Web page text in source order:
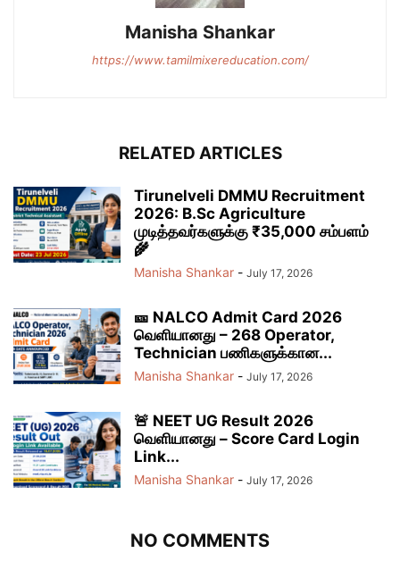
Manisha Shankar
https://www.tamilmixereducation.com/
RELATED ARTICLES
Tirunelveli DMMU Recruitment
2026: B.Sc Agriculture
முடித்தவர்களுக்கு ₹35,000 சம்பளம்
🌾
Manisha Shankar - July 17, 2026
🎫 NALCO Admit Card 2026
வெளியானது – 268 Operator,
Technician பணிகளுக்கான...
Manisha Shankar - July 17, 2026
🚨 NEET UG Result 2026
வெளியானது – Score Card Login
Link...
Manisha Shankar - July 17, 2026
NO COMMENTS